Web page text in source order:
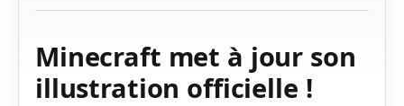
Minecraft met à jour son
illustration officielle !